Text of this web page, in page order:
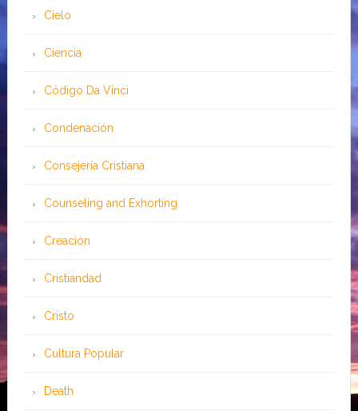
Cielo
Ciencia
Código Da Vinci
Condenación
Consejería Cristiana
Counseling and Exhorting
Creación
Cristiandad
Cristo
Cultura Popular
Death